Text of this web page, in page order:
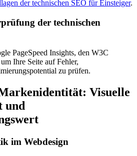
der technischen SEO für Einsteiger.
der technischen
PageSpeed Insights, den W3C
Ihre Seite auf Fehler,
zu prüfen.
Visuelle
und
im Webdesign